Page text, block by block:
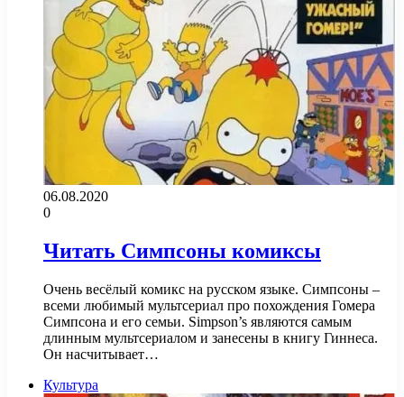
06.08.2020
0
Читать Симпсоны комиксы
Очень весёлый комикс на русском языке. Симпсоны –
всеми любимый мультсериал про похождения Гомера
Симпсона и его семьи. Simpson’s являются самым
длинным мультсериалом и занесены в книгу Гиннеса.
Он насчитывает…
Культура